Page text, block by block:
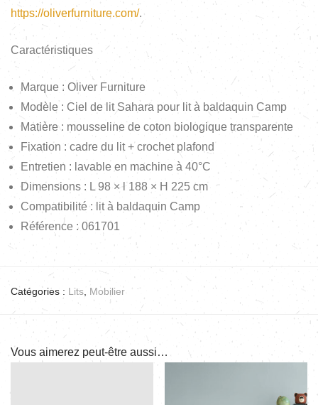
https://oliverfurniture.com/.
Caractéristiques
Marque : Oliver Furniture
Modèle : Ciel de lit Sahara pour lit à baldaquin Camp
Matière : mousseline de coton biologique transparente
Fixation : cadre du lit + crochet plafond
Entretien : lavable en machine à 40°C
Dimensions : L 98 × l 188 × H 225 cm
Compatibilité : lit à baldaquin Camp
Référence : 061701
Catégories : Lits Mobilier
Vous aimerez peut-être aussi…